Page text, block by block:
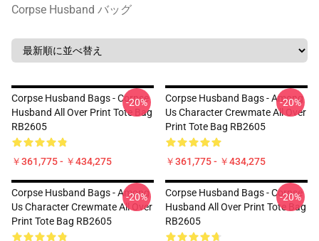
Corpse Husband バッグ
Corpse Husband Bags - Corpse
Husband All Over Print Tote Bag
RB2605
￥361,775 - ￥434,275
-20%
Corpse Husband Bags - Among
Us Character Crewmate All Over
Print Tote Bag RB2605
￥361,775 - ￥434,275
-20%
Corpse Husband Bags - Among
Us Character Crewmate All Over
Print Tote Bag RB2605
-20%
Corpse Husband Bags - Corpse
Husband All Over Print Tote Bag
RB2605
-20%